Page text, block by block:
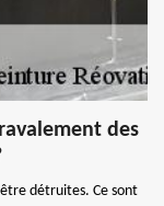
des
détruites. Ce sont